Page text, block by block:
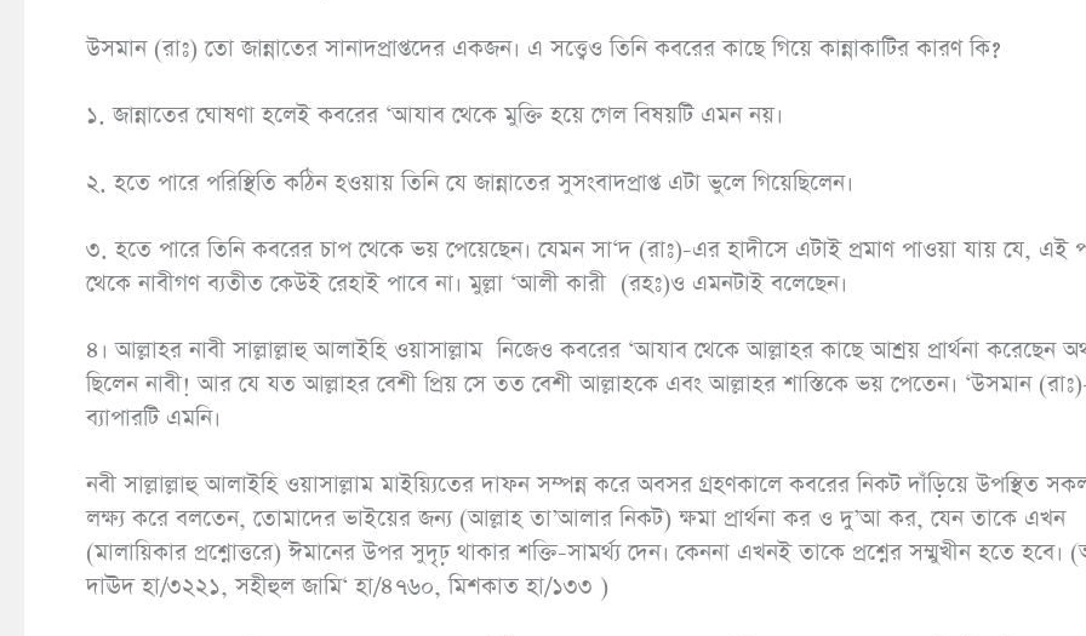
উসমান (রাঃ) তো জান্নাতের সানাদপ্রাপ্তদের একজন। এ সত্ত্বেও তিনি কবরের কাছে গিয়ে কান্নাকাটির কারণ কি?
১. জান্নাতের ঘোষণা হলেই কবরের ‘আযাব থেকে মুক্তি হয়ে গেল বিষয়টি এমন নয়।
২. হতে পারে পরিস্থিতি কঠিন হওয়ায় তিনি যে জান্নাতের সুসংবাদপ্রাপ্ত এটা ভুলে গিয়েছিলেন।
৩. হতে পারে তিনি কবরের চাপ থেকে ভয় পেয়েছেন। যেমন সা‘দ (রাঃ)-এর হাদীসে এটাই প্রমাণ পাওয়া যায় যে, এই
থেকে নাবীগণ ব্যতীত কেউই রেহাই পাবে না। মুল্লা ‘আলী কারী (রহঃ)ও এমনটাই বলেছেন।
৪। আল্লাহর নাবী সাল্লাল্লাহু আলাইহি ওয়াসাল্লাম নিজেও কবরের ‘আযাব থেকে আল্লাহর কাছে আশ্রয় প্রার্থনা করেছেন
ছিলেন নাবী! আর যে যত আল্লাহর বেশী প্রিয় সে তত বেশী আল্লাহকে এবং আল্লাহর শাস্তিকে ভয় পেতেন। ‘উসমান
ব্যাপারটি এমনি।
নবী সাল্লাল্লাহু আলাইহি ওয়াসাল্লাম মাইয়্যিতের দাফন সম্পন্ন করে অবসর গ্রহণকালে কবরের নিকট দাঁড়িয়ে উপস্থিত
লক্ষ্য করে বলতেন, তোমাদের ভাইয়ের জন্য (আল্লাহ তা’আলার নিকট) ক্ষমা প্রার্থনা কর ও দু’আ কর, যেন তাকে এখন
(মালায়িকার প্রশ্নোত্তরে) ঈমানের উপর সুদৃঢ় থাকার শক্তি-সামর্থ্য দেন। কেননা এখনই তাকে প্রশ্নের সম্মুখীন হতে হবে।
দাঊদ হা/৩২২১, সহীহুল জামি‘ হা/৪৭৬০, মিশকাত হা/১৩৩ )